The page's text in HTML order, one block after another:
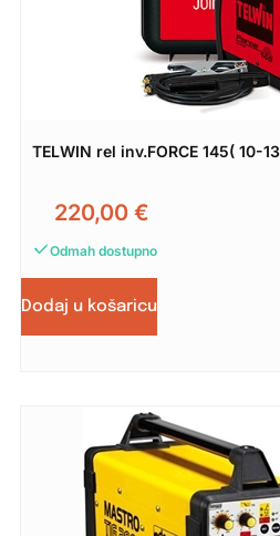
TELWIN rel inv.FORCE 145( 10-
220,00 €
Odmah dostupno
Dodaj u košaricu